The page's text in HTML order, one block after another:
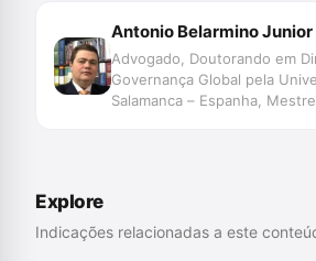
Antonio Belarmino Junior
Advogado, Doutorando em
Governança Global pela
Salamanca – Espanha,
Criminalistas no Estado de
Explore
Indicações relacionadas a este